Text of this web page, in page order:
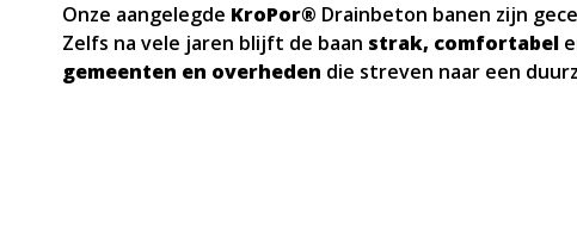
Onze aangelegde KroPor® Drainbeton banen zijn
Zelfs na vele jaren blijft de baan strak, comfortabel
gemeenten en overheden die streven naar een